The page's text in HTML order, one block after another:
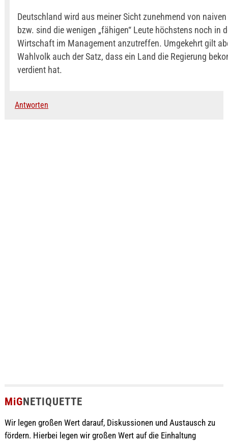
Deutschland wird aus meiner Sicht zunehmend von
bzw. sind die wenigen „fähigen“ Leute höchstens noch in
Wirtschaft im Management anzutreffen. Umgekehrt gilt
Wahlvolk auch der Satz, dass ein Land die Regierung
verdient hat.
Antworten
MiGNETIQUETTE
Wir legen großen Wert darauf, Diskussionen und Austausch zu
fördern. Hierbei legen wir großen Wert auf die Einhaltung